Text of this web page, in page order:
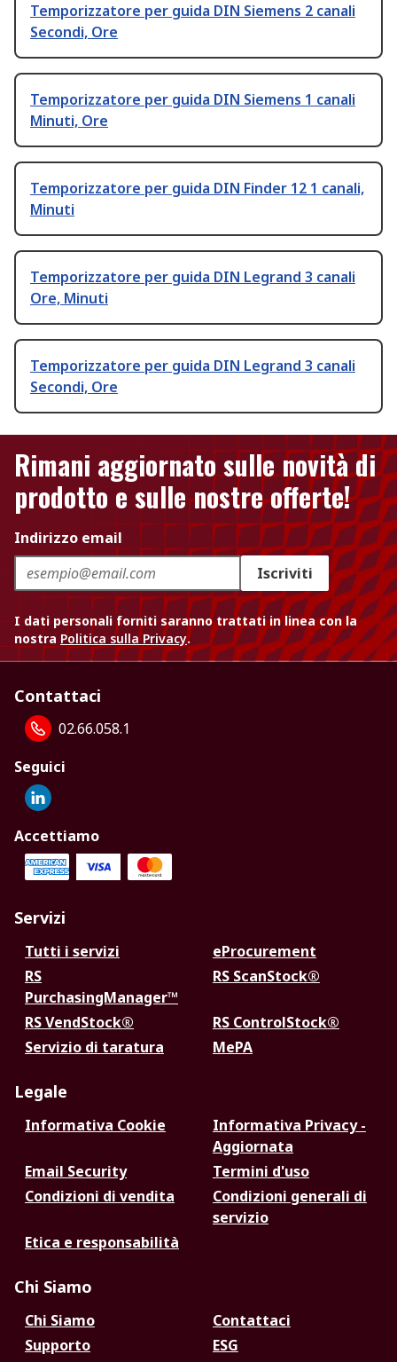
Temporizzatore per guida DIN Siemens 2 canali
Secondi, Ore
Temporizzatore per guida DIN Siemens 1 canali
Minuti, Ore
Temporizzatore per guida DIN Finder 12 1 canali,
Minuti
Temporizzatore per guida DIN Legrand 3 canali
Ore, Minuti
Temporizzatore per guida DIN Legrand 3 canali
Secondi, Ore
Rimani aggiornato sulle novità di
prodotto e sulle nostre offerte!
Indirizzo email
Iscriviti
I dati personali forniti saranno trattati in linea con la
nostra Politica sulla Privacy.
Contattaci
02.66.058.1
Seguici
Accettiamo
Servizi
Tutti i servizi
eProcurement
RS
PurchasingManager™
RS ScanStock®
RS VendStock®
RS ControlStock®
Servizio di taratura
MePA
Legale
Informativa Cookie
Informativa Privacy -
Aggiornata
Email Security
Termini d'uso
Condizioni di vendita
Condizioni generali di
servizio
Etica e responsabilità
Chi Siamo
Chi Siamo
Contattaci
Supporto
ESG